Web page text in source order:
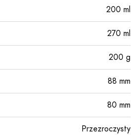
200 ml
270 ml
200 g
88 mm
80 mm
Przezroczysty